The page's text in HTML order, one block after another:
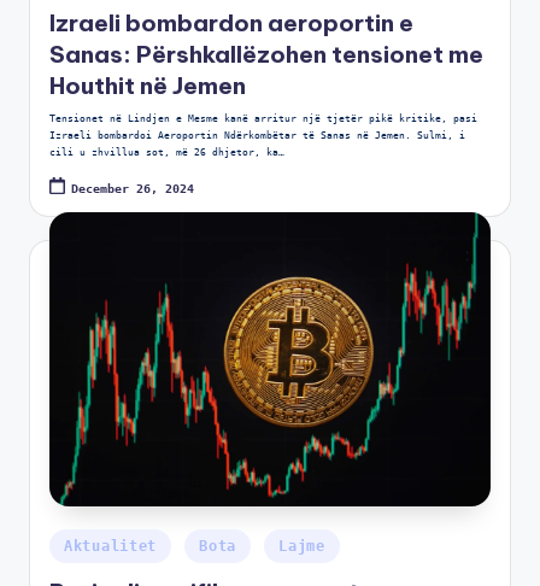
Izraeli bombardon aeroportin e
Sanas: Përshkallëzohen tensionet me
Houthit në Jemen
Tensionet në Lindjen e Mesme kanë arritur një tjetër pikë kritike, pasi
Izraeli bombardoi Aeroportin Ndërkombëtar të Sanas në Jemen. Sulmi, i
cili u zhvillua sot, më 26 dhjetor, ka…
December 26, 2024
Aktualitet Bota Lajme